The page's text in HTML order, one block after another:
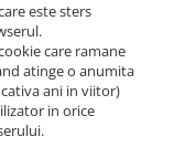
este sters
care ramane
atinge o anumita
ani in viitor)
in orice